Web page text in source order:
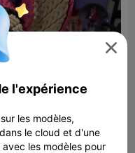

l'expérience
les modèles,
le cloud et d'une
les modèles pour